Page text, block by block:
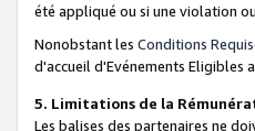
été appliqué ou si une violation
Nonobstant les Conditions
d'accueil d'Evénements Eligibles
5. Limitations de la
Les balises des partenaires ne